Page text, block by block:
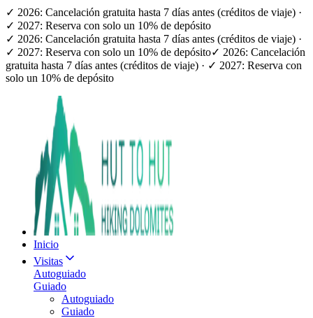
✓ 2026: Cancelación gratuita hasta 7 días antes (créditos de viaje) ·
✓ 2027: Reserva con solo un 10% de depósito
✓ 2026: Cancelación gratuita hasta 7 días antes (créditos de viaje) ·
✓ 2027: Reserva con solo un 10% de depósito✓ 2026: Cancelación
gratuita hasta 7 días antes (créditos de viaje) · ✓ 2027: Reserva con
solo un 10% de depósito
Inicio
Visitas
Autoguiado
Guiado
Autoguiado
Guiado